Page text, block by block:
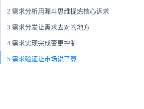
2.需求分析用漏斗思维提炼核心诉求
3.需求分发让需求去对的地方
4.需求实现完成变更控制
5.需求验证让市场说了算